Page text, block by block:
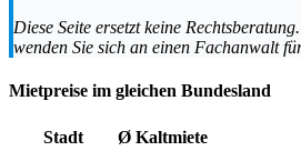
Diese Seite ersetzt keine
wenden Sie sich an einen Fachanwalt
Mietpreise im gleichen Bundesland
Stadt
Ø Kaltmiete